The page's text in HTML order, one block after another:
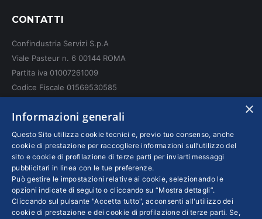
opens
new
window
opens
window
opens
window
CONTATTI
Confindustria Servizi S.p.A
Viale Pasteur n. 6 00144 ROMA
Partita iva 01007261009
Codice Fiscale 01569530585
INFO LEGALI
Colophon editoriali
Disclaimer
Privacy
Coordinate Bancarie
×
Informazioni generali
Questo Sito utilizza cookie tecnici e, previo tuo consenso, anche
cookie di prestazione per raccogliere informazioni sull’utilizzo del
sito e cookie di profilazione di terze parti per inviarti messaggi
pubblicitari in linea con le tue preferenze.
Può gestire le impostazioni relative ai cookie, selezionando le
opzioni indicate di seguito o cliccando su “Mostra dettagli”.
Cliccando sul pulsante "Accetta tutto", acconsenti all'utilizzo dei
cookie di prestazione e dei cookie di profilazione di terze parti. Se,